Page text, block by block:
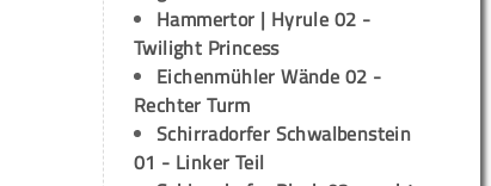
Hammertor | Hyrule 02 -
Twilight Princess
Eichenmühler Wände 02 -
Rechter Turm
Schirradorfer Schwalbenstein
01 - Linker Teil